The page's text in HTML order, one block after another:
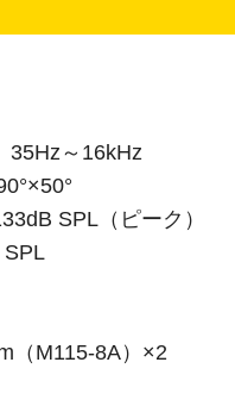
35Hz～16kHz
SPL（ピーク）
SPL
（M115-8A）×2